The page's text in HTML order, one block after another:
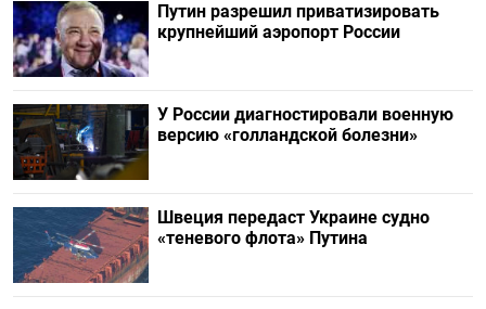
Путин разрешил приватизировать
крупнейший аэропорт России
У России диагностировали военную
версию «голландской болезни»
Швеция передаст Украине судно
«теневого флота» Путина